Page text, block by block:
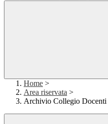
Home >
Area riservata >
Archivio Collegio Docenti